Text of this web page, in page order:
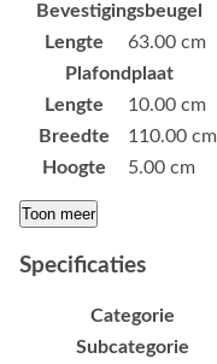
Bevestigingsbeugel
Lengte
63.00 cm
Plafondplaat
Lengte
10.00 cm
Breedte
110.00 cm
Hoogte
5.00 cm
Toon meer
Specificaties
Categorie
Subcategorie